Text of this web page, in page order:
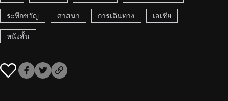
ระทึกขวัญ ศาสนา การเดินทาง เอเชีย
หนังสั้น